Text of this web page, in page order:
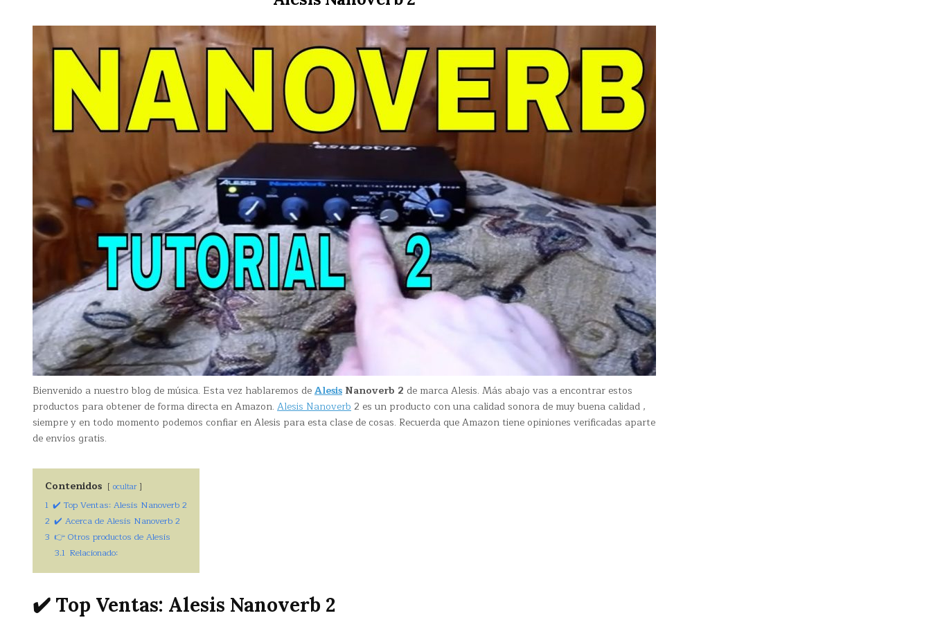
Bienvenido a nuestro blog de música. Esta vez hablaremos deAlesis Nanoverb 2 de marca Alesis. Más abajo vas a encontrar estos
productos para obtener de forma directa en Amazon. Alesis Nanoverb 2 es un producto con una calidad sonora de muy buena calidad ,
siempre y en todo momento podemos confiar en Alesis para esta clase de cosas. Recuerda que Amazon tiene opiniones verificadas aparte
de envíos gratis.
Contenidos ocultar
1 ✔️ Top Ventas: Alesis Nanoverb 2
2 ✔️ Acerca de Alesis Nanoverb 2
3 👉 Otros productos de Alesis
3.1 Relacionado:
✔️ Top Ventas: Alesis Nanoverb 2